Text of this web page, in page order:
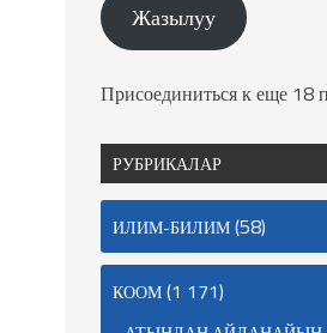
Жазылуу
Присоединиться к еще 18
РУБРИКАЛАР
ИЛИМ-БИЛИМ(58)
КООМ(1 171)